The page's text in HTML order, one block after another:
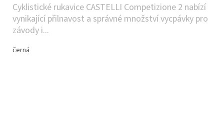
Cyklistické rukavice CASTELLI Competizione 2 nabízí
vynikající přilnavost a správné množství vycpávky pro
závody i...
černá